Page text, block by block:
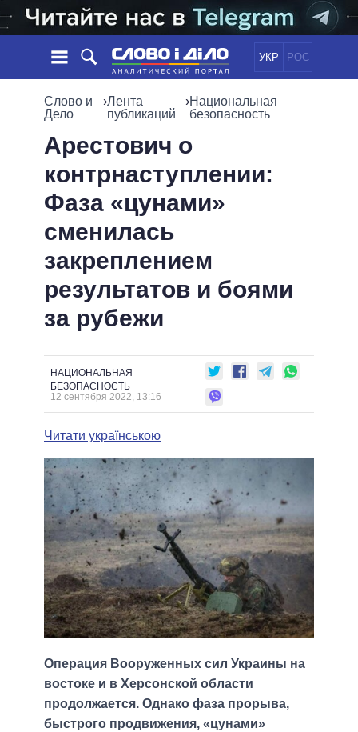
УКР РОС
НОВОСТИ
СОБЫТИЯ
СТАТЬИ
МНЕНИЯ
ОБЗОРЫ
ДАЙДЖЕСТЫ
ОБЩЕСТВО
МИР
ПОЛИТИКИ
ВСЕ ПОЛИТИКИ
ПРЕЗИДЕНТ И ОФИС
ВЕРХОВНАЯ РАДА
КАБИНЕТ МИНИСТРОВ
ГЛАВЫ ОБЛАДМИНИСТРАЦИЙ
МЭРЫ
ИНФОГРАФИКА
ВИДЕО
ПОДДЕРЖАТЬ
СРАВНЕНИЕ ПОЛИТИКОВ
Слово и
Дело
›Лента
публикаций
›Национальная
безопасность
Арестович о
контрнаступлении:
Фаза «цунами»
сменилась
закреплением
результатов и боями
за рубежи
НАЦИОНАЛЬНАЯ
БЕЗОПАСНОСТЬ
12 сентября 2022, 13:16
Читати українською
Операция Вооруженных сил Украины на
востоке и в Херсонской области
продолжается. Однако фаза прорыва,
быстрого продвижения, «цунами»